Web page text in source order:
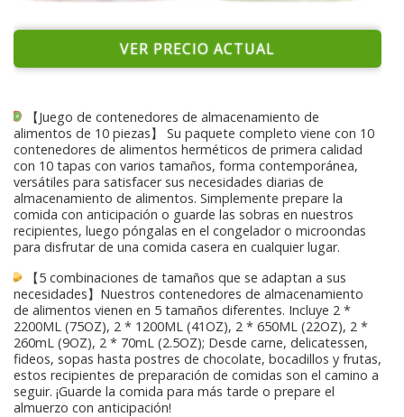
VER PRECIO ACTUAL
【Juego de contenedores de almacenamiento de
alimentos de 10 piezas】 Su paquete completo viene con 10
contenedores de alimentos herméticos de primera calidad
con 10 tapas con varios tamaños, forma contemporánea,
versátiles para satisfacer sus necesidades diarias de
almacenamiento de alimentos. Simplemente prepare la
comida con anticipación o guarde las sobras en nuestros
recipientes, luego póngalas en el congelador o microondas
para disfrutar de una comida casera en cualquier lugar.
【5 combinaciones de tamaños que se adaptan a sus
necesidades】Nuestros contenedores de almacenamiento
de alimentos vienen en 5 tamaños diferentes. Incluye 2 *
2200ML (75OZ), 2 * 1200ML (41OZ), 2 * 650ML (22OZ), 2 *
260mL (9OZ), 2 * 70mL (2.5OZ); Desde carne, delicatessen,
fideos, sopas hasta postres de chocolate, bocadillos y frutas,
estos recipientes de preparación de comidas son el camino a
seguir. ¡Guarde la comida para más tarde o prepare el
almuerzo con anticipación!